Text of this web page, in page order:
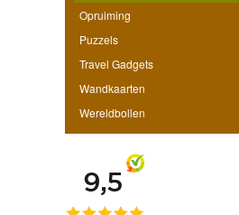
Opruiming
Puzzels
Travel Gadgets
Wandkaarten
Wereldbollen